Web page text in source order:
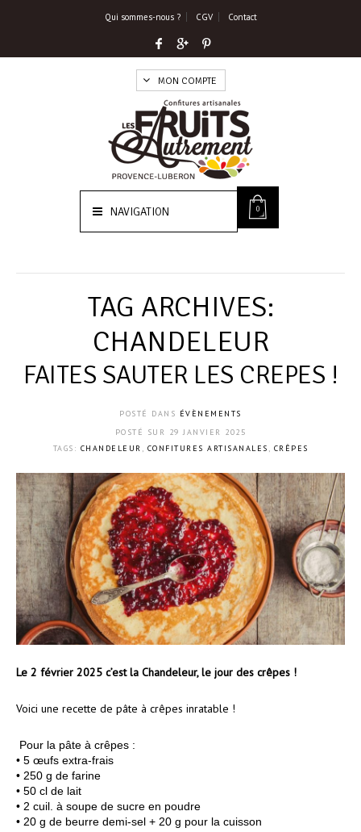
Qui sommes-nous ? CGV Contact
MON COMPTE
0
NAVIGATION
TAG ARCHIVES:
CHANDELEUR
FAITES SAUTER LES CREPES !
POSTÉ DANS ÉVÈNEMENTS
POSTÉ SUR
29 JANVIER 2025
TAGS: CHANDELEUR , CONFITURES ARTISANALES , CRÊPES
Le 2 février 2025 c’est la Chandeleur, le jour des crêpes !
Voici une recette de pâte à crêpes inratable !
Pour la pâte à crêpes :
• 5 œufs extra-frais
• 250 g de farine
• 50 cl de lait
• 2 cuil. à soupe de sucre en poudre
• 20 g de beurre demi-sel + 20 g pour la cuisson